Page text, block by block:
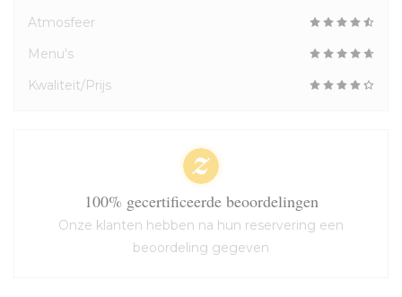
Atmosfeer
Menu's
Kwaliteit/Prijs
100% gecertificeerde beoordelingen
Onze klanten hebben na hun reservering een
beoordeling gegeven